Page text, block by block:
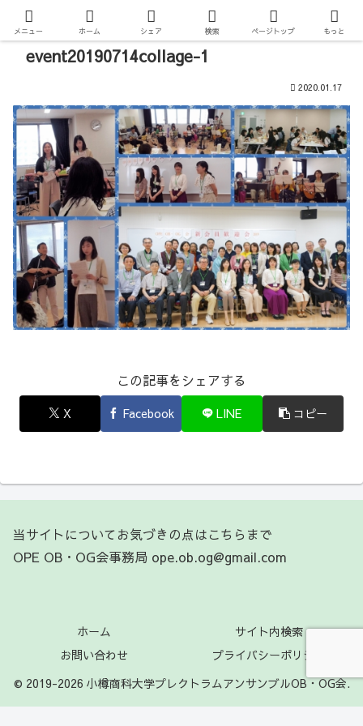
event20190714collage-1
2020.01.17
この記事をシェアする
X Facebook LINE コピー
当サイトについてお気づきの点はこちらまで
OPE OB・OG会事務局 ope.ob.og@gmail.com
ホーム
サイト内検索
お問い合わせ
プライバシーポリシー
© 2019-2026 小樽商科大学プレクトラムアンサンブルOB・OG会.
メニュー ホーム シェア 検索 ページトップ もっと